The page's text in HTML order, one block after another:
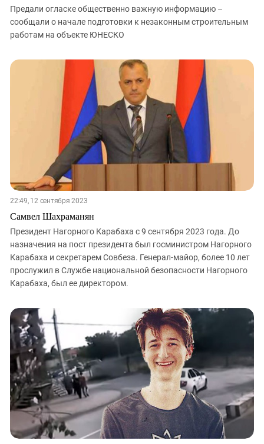
Предали огласке общественно важную информацию –
сообщали о начале подготовки к незаконным строительным
работам на объекте ЮНЕСКО
22:49, 12 сентября 2023
Самвел Шахраманян
Президент Нагорного Карабаха с 9 сентября 2023 года. До
назначения на пост президента был госминистром Нагорного
Карабаха и секретарем Совбеза. Генерал-майор, более 10 лет
прослужил в Службе национальной безопасности Нагорного
Карабаха, был ее директором.